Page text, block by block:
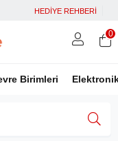
HEDİYE REHBERİ
Birimleri
0